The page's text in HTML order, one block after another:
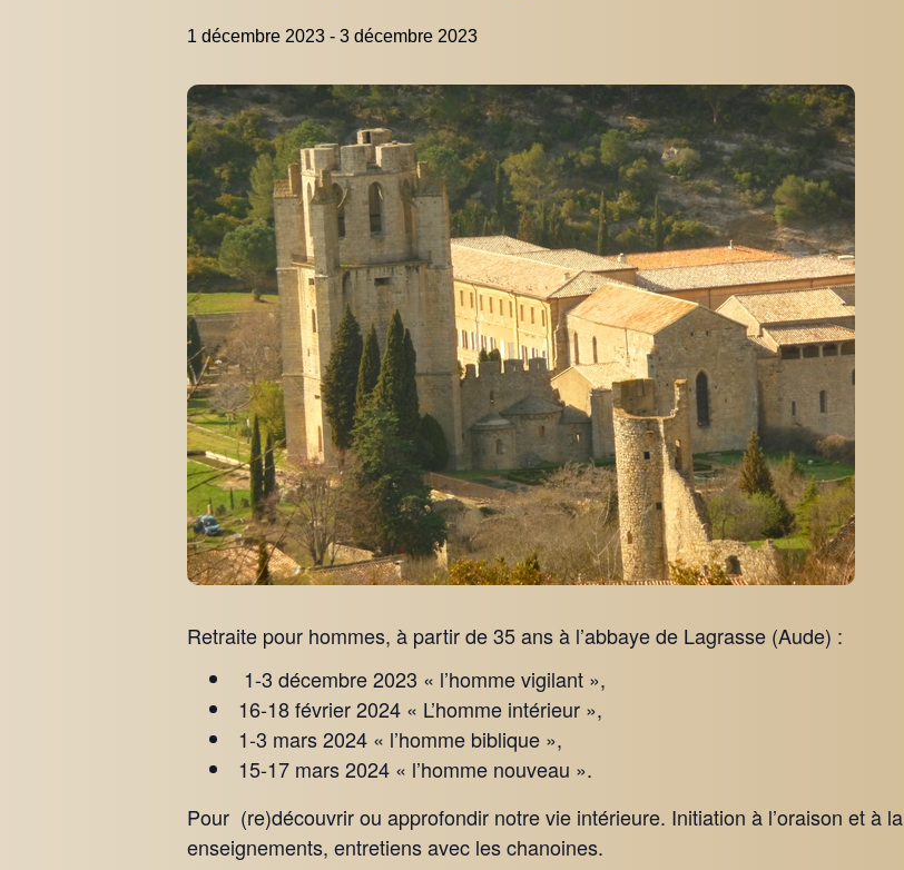
1 décembre 2023 - 3 décembre 2023
Retraite pour hommes, à partir de 35 ansà l’abbaye de Lagrasse (Aude) :
1-3 décembre 2023 « l’homme vigilant »,
16-18 février 2024 « L’homme intérieur »,
1-3 mars 2024 « l’homme biblique »,
15-17 mars 2024 « l’homme nouveau ».
Pour (re)découvrir ou approfondir notre vie intérieure. Initiation à l’oraison et à la
enseignements, entretiens avec les chanoines.